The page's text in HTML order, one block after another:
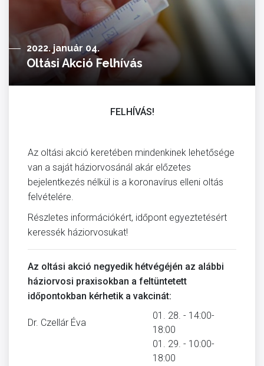
2022. január 04.
Oltási Akció Felhívás
FELHÍVÁS!
Az oltási akció keretében mindenkinek lehetősége
van a saját háziorvosánál akár előzetes
bejelentkezés nélkül is a koronavírus elleni oltás
felvételére.
Részletes információkért, időpont egyeztetésért
keressék háziorvosukat!
Az oltási akció negyedik hétvégéjén az alábbi
háziorvosi praxisokban a feltüntetett
időpontokban kérhetik a vakcinát:
Dr. Czellár Éva
01. 28. - 14:00-
18:00
01. 29. - 10:00-
18:00